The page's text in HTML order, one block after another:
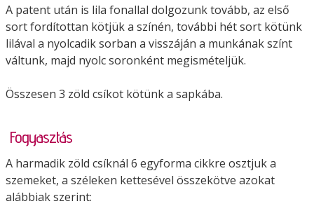
A patent után is lila fonallal dolgozunk tovább, az első
sort fordítottan kötjük a színén, további hét sort kötünk
lilával a nyolcadik sorban a visszáján a munkának színt
váltunk, majd nyolc soronként megismételjük.
Összesen 3 zöld csíkot kötünk a sapkába.
Fogyasztás
A harmadik zöld csíknál 6 egyforma cikkre osztjuk a
szemeket, a széleken kettesével összekötve azokat
alábbiak szerint: